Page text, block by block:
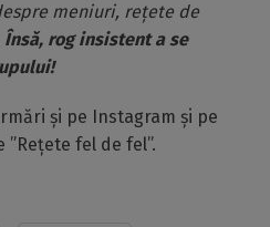
meniuri, rețete de
Însă, rog insistent a se
și pe Instagram și pe
fel de fel”.